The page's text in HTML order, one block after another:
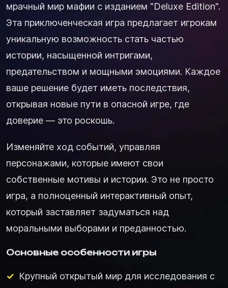
мрачный мир мафии с изданием "Deluxe Edition".
Эта приключенческая игра предлагает игрокам
уникальную возможность стать частью
истории, насыщенной интригами,
предательством и мощными эмоциями. Каждое
ваше решение будет иметь последствия,
открывая новые пути в опасной игре, где
доверие — это роскошь.
Изменяйте ход событий, управляя
персонажами, которые имеют свои
собственные мотивы и истории. Это не просто
игра, а полноценный интерактивный опыт,
который заставляет задуматься над
моральными выборами и преданностью.
Основные особенности игры
Крупный открытый мир для исследования с